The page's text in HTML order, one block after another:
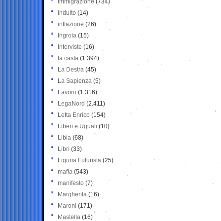
Immigrazione (734)
indulto (14)
inflazione (26)
Ingroia (15)
Interviste (16)
la casta (1.394)
La Destra (45)
La Sapienza (5)
Lavoro (1.316)
LegaNord (2.411)
Letta Enrico (154)
Liberi e Uguali (10)
Libia (68)
Libri (33)
Liguria Futurista (25)
mafia (543)
manifesto (7)
Margherita (16)
Maroni (171)
Mastella (16)